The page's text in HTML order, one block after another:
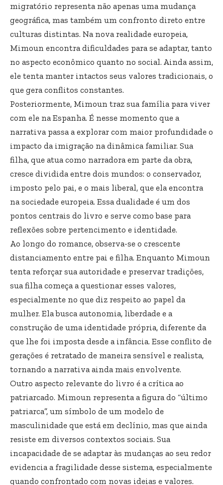
migratório representa não apenas uma mudança
geográfica, mas também um confronto direto entre
culturas distintas. Na nova realidade europeia,
Mimoun encontra dificuldades para se adaptar, tanto
no aspecto econômico quanto no social. Ainda assim,
ele tenta manter intactos seus valores tradicionais, o
que gera conflitos constantes.
Posteriormente, Mimoun traz sua família para viver
com ele na Espanha. É nesse momento que a
narrativa passa a explorar com maior profundidade o
impacto da imigração na dinâmica familiar. Sua
filha, que atua como narradora em parte da obra,
cresce dividida entre dois mundos: o conservador,
imposto pelo pai, e o mais liberal, que ela encontra
na sociedade europeia. Essa dualidade é um dos
pontos centrais do livro e serve como base para
reflexões sobre pertencimento e identidade.
Ao longo do romance, observa-se o crescente
distanciamento entre pai e filha. Enquanto Mimoun
tenta reforçar sua autoridade e preservar tradições,
sua filha começa a questionar esses valores,
especialmente no que diz respeito ao papel da
mulher. Ela busca autonomia, liberdade e a
construção de uma identidade própria, diferente da
que lhe foi imposta desde a infância. Esse conflito de
gerações é retratado de maneira sensível e realista,
tornando a narrativa ainda mais envolvente.
Outro aspecto relevante do livro é a crítica ao
patriarcado. Mimoun representa a figura do “último
patriarca”, um símbolo de um modelo de
masculinidade que está em declínio, mas que ainda
resiste em diversos contextos sociais. Sua
incapacidade de se adaptar às mudanças ao seu redor
evidencia a fragilidade desse sistema, especialmente
quando confrontado com novas ideias e valores.